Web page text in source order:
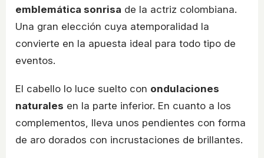
emblemática sonrisa de la actriz colombiana.
Una gran elección cuya atemporalidad la
convierte en la apuesta ideal para todo tipo de
eventos.
El cabello lo luce suelto con ondulaciones
naturales en la parte inferior. En cuanto a los
complementos, lleva unos pendientes con forma
de aro dorados con incrustaciones de brillantes.